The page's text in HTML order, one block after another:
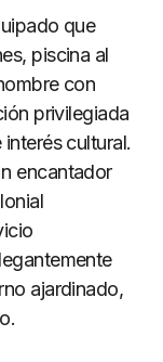
que
piscina al
con
privilegiada
cultural.
encantador
ajardinado,